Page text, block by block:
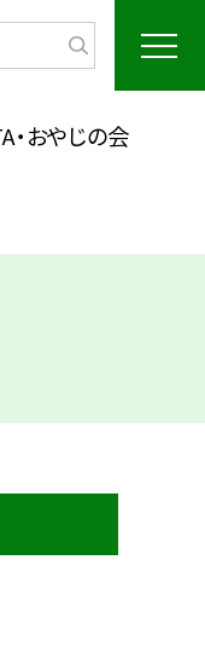
・おやじの会